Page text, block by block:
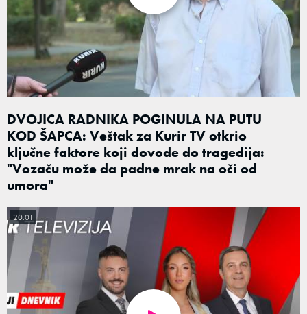
DVOJICA RADNIKA POGINULA NA PUTU
KOD ŠAPCA: Veštak za Kurir TV otkrio
ključne faktore koji dovode do tragedija:
"Vozaču može da padne mrak na oči od
umora"
20:01